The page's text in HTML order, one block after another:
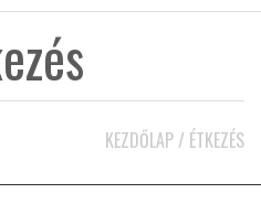
KEZDŐLAP / ÉTKEZÉS